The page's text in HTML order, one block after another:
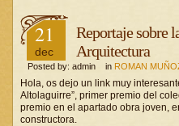
21
dec
Reportaje sobre
Arquitectura
Posted by: admin in ROMAN
Hola, os dejo un link muy
Altolaguirre”, primer premio del
premio en el apartado obra joven,
constructora.